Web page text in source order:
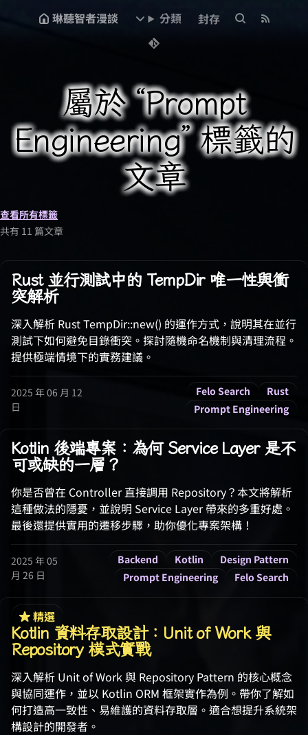
琳聽智者漫談 分類 封存
屬於 “Prompt
Engineering” 標籤的
文章
查看所有標籤
共有 11 篇文章
Rust 並行測試中的 TempDir 唯一性與衝
突解析
深入解析 Rust TempDir::new() 的運作方式，說明其在並行
測試下如何避免目錄衝突。探討隨機命名機制與清理流程。
提供極端情境下的實務建議。
2025 年 06 月 12
日
Felo Search
Rust
Prompt Engineering
Kotlin 後端專案：為何 Service Layer 是不
可或缺的一層？
你是否曾在 Controller 直接調用 Repository？本文將解析
這種做法的隱憂，並說明 Service Layer 帶來的多重好處。
最後還提供實用的遷移步驟，助你優化專案架構！
2025 年 05
月 26 日
Backend Kotlin
Design Pattern
Prompt Engineering
Felo Search
精選
Kotlin 資料存取設計：Unit of Work 與
Repository 模式實戰
深入解析 Unit of Work 與 Repository Pattern 的核心概念
與協同運作，並以 Kotlin ORM 框架實作為例。帶你了解如
何打造高一致性、易維護的資料存取層。適合想提升系統架
構設計的開發者。